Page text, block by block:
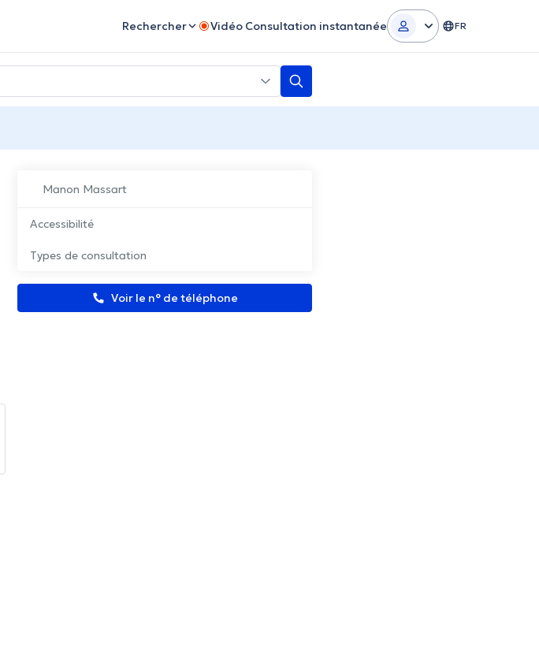
Rechercher Vidéo Consultation instantanée FR
Manon Massart
Accessibilité
Types de consultation
Voir le n° de téléphone